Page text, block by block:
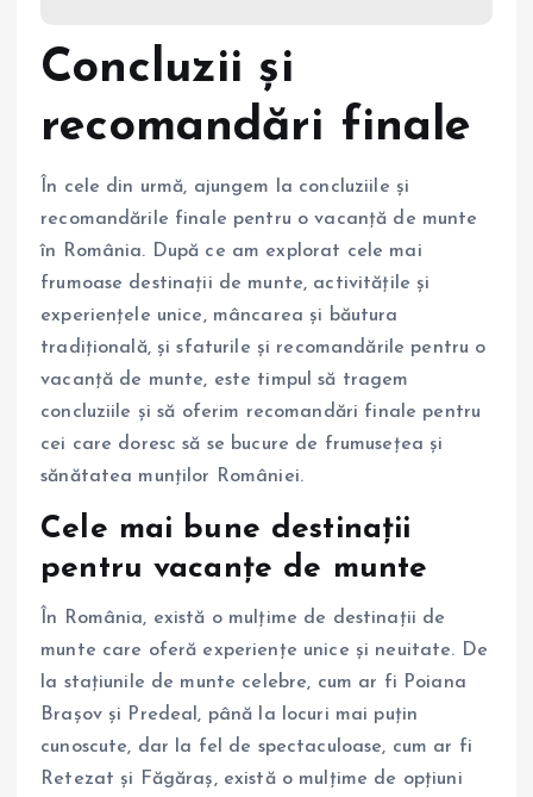
Concluzii și
recomandări finale
În cele din urmă, ajungem la concluziile și
recomandările finale pentru o vacanță de munte
în România. După ce am explorat cele mai
frumoase destinații de munte, activitățile și
experiențele unice, mâncarea și băutura
tradițională, și sfaturile și recomandările pentru o
vacanță de munte, este timpul să tragem
concluziile și să oferim recomandări finale pentru
cei care doresc să se bucure de frumusețea și
sănătatea munților României.
Cele mai bune destinații
pentru vacanțe de munte
În România, există o mulțime de destinații de
munte care oferă experiențe unice și neuitate. De
la stațiunile de munte celebre, cum ar fi Poiana
Brașov și Predeal, până la locuri mai puțin
cunoscute, dar la fel de spectaculoase, cum ar fi
Retezat și Făgăraș, există o mulțime de opțiuni